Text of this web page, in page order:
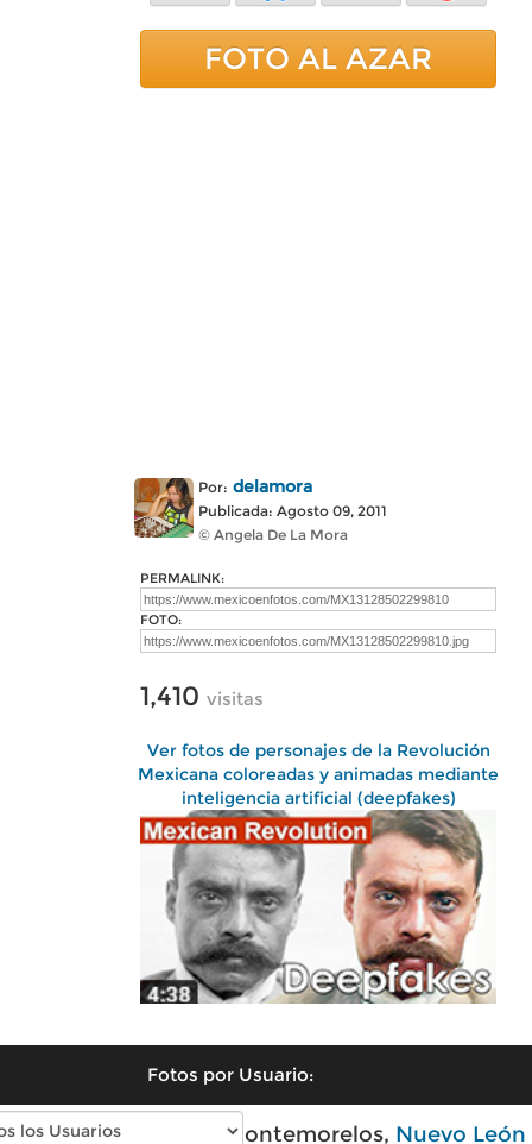
FOTO AL AZAR
Por: delamora
Publicada: Agosto 09, 2011
© Angela De La Mora
PERMALINK:
FOTO:
1,410 visitas
Ver fotos de personajes de la Revolución
Mexicana coloreadas y animadas mediante
inteligencia artificial (deepfakes)
Fotos por Usuario:
Fotos modernas de Montemorelos, Nuevo León